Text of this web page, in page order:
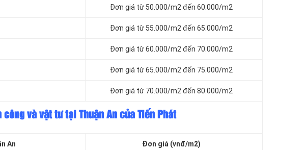
Đơn giá từ 50.000/m2 đến 60.000/m2
Đơn giá từ 55.000/m2 đến 65.000/m2
Đơn giá từ 60.000/m2 đến 70.000/m2
Đơn giá từ 65.000/m2 đến 75.000/m2
Đơn giá từ 70.000/m2 đến 80.000/m2
và vật tư tại Thuận An của Tiến Phát
An Đơn giá (vnđ/m2)